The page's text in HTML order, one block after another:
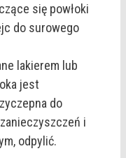
się powłoki
do surowego
lakierem lub
jest
do
i
odpylić.